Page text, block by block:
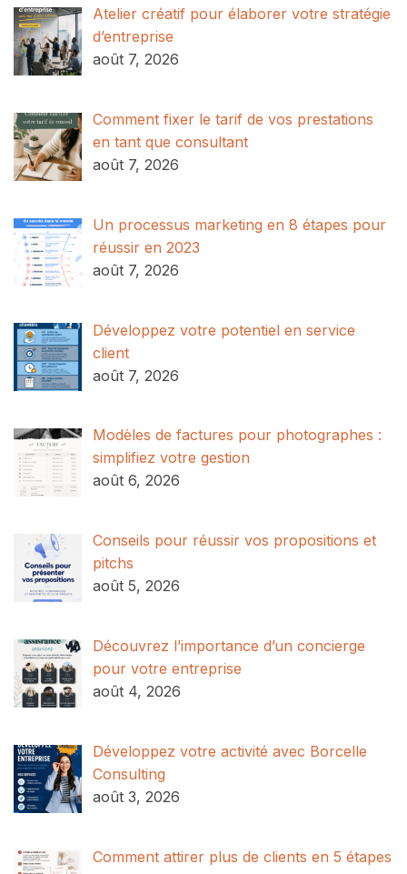
Atelier créatif pour élaborer votre stratégie
d’entreprise
août 7, 2026
Comment fixer le tarif de vos prestations
en tant que consultant
août 7, 2026
Un processus marketing en 8 étapes pour
réussir en 2023
août 7, 2026
Développez votre potentiel en service
client
août 7, 2026
Modèles de factures pour photographes :
simplifiez votre gestion
août 6, 2026
Conseils pour réussir vos propositions et
pitchs
août 5, 2026
Découvrez l’importance d’un concierge
pour votre entreprise
août 4, 2026
Développez votre activité avec Borcelle
Consulting
août 3, 2026
Comment attirer plus de clients en 5 étapes